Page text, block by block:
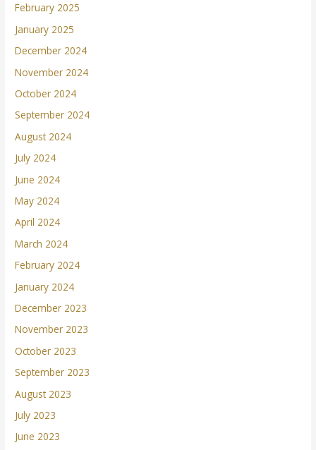
February 2025
January 2025
December 2024
November 2024
October 2024
September 2024
August 2024
July 2024
June 2024
May 2024
April 2024
March 2024
February 2024
January 2024
December 2023
November 2023
October 2023
September 2023
August 2023
July 2023
June 2023